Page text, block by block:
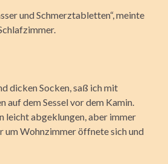
und Schmerztabletten“, meinte
dicken Socken, saß ich mit
auf dem Sessel vor dem Kamin.
leicht abgeklungen, aber immer
um Wohnzimmer öffnete sich und